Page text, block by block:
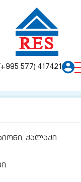
577) 417421
ქალაქი